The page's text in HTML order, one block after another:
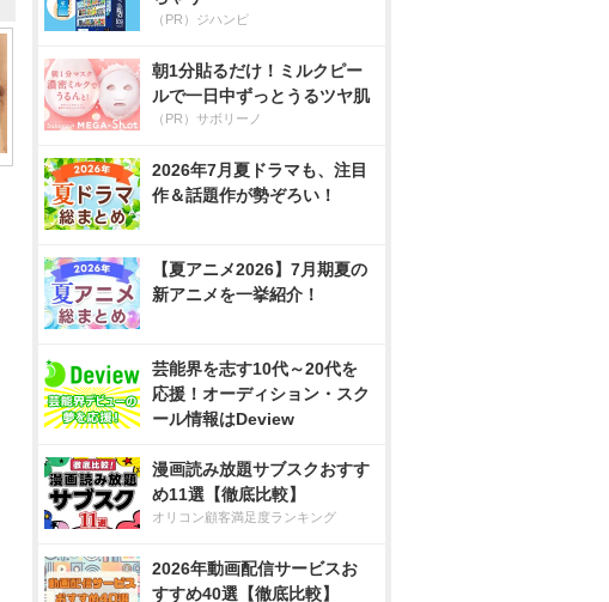
（PR）ジハンピ
朝1分貼るだけ！ミルクピー
ルで一日中ずっとうるツヤ肌
（PR）サボリーノ
2026年7月夏ドラマも、注目
作＆話題作が勢ぞろい！
【夏アニメ2026】7月期夏の
新アニメを一挙紹介！
芸能界を志す10代～20代を
応援！オーディション・スク
ール情報はDeview
漫画読み放題サブスクおすす
め11選【徹底比較】
オリコン顧客満足度ランキング
2026年動画配信サービスお
すすめ40選【徹底比較】